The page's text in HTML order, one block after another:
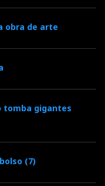
obra de arte
tomba gigantes
(7)